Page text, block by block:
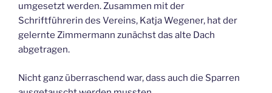
umgesetzt werden. Zusammen mit der
Schriftführerin des Vereins, Katja Wegener, hat der
gelernte Zimmermann zunächst das alte Dach
abgetragen.
Nicht ganz überraschend war, dass auch die Sparren